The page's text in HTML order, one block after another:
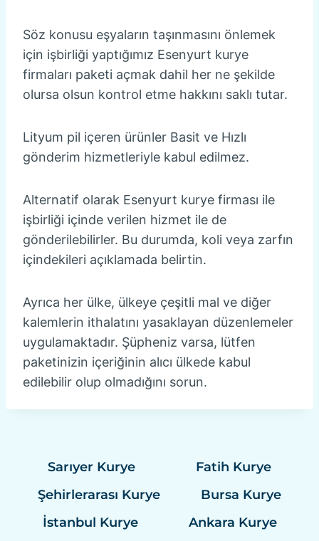
Söz konusu eşyaların taşınmasını önlemek
için işbirliği yaptığımız Esenyurt kurye
firmaları paketi açmak dahil her ne şekilde
olursa olsun kontrol etme hakkını saklı tutar.
Lityum pil içeren ürünler Basit ve Hızlı
gönderim hizmetleriyle kabul edilmez.
Alternatif olarak Esenyurt kurye firması ile
işbirliği içinde verilen hizmet ile de
gönderilebilirler. Bu durumda, koli veya zarfın
içindekileri açıklamada belirtin.
Ayrıca her ülke, ülkeye çeşitli mal ve diğer
kalemlerin ithalatını yasaklayan düzenlemeler
uygulamaktadır. Şüpheniz varsa, lütfen
paketinizin içeriğinin alıcı ülkede kabul
edilebilir olup olmadığını sorun.
Sarıyer Kurye
Fatih Kurye
Şehirlerarası Kurye
Bursa Kurye
İstanbul Kurye
Ankara Kurye